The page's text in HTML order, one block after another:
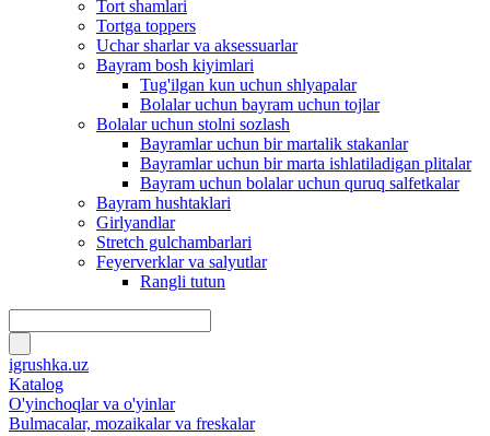
Tort shamlari
Tortga toppers
Uchar sharlar va aksessuarlar
Bayram bosh kiyimlari
Tug'ilgan kun uchun shlyapalar
Bolalar uchun bayram uchun tojlar
Bolalar uchun stolni sozlash
Bayramlar uchun bir martalik stakanlar
Bayramlar uchun bir marta ishlatiladigan plitalar
Bayram uchun bolalar uchun quruq salfetkalar
Bayram hushtaklari
Girlyandlar
Stretch gulchambarlari
Feyerverklar va salyutlar
Rangli tutun
igrushka.uz
Katalog
O'yinchoqlar va o'yinlar
Bulmacalar, mozaikalar va freskalar